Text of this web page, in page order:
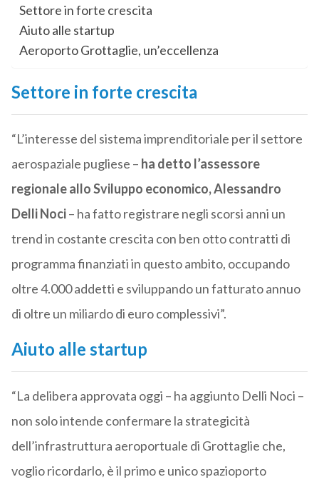
Settore in forte crescita
Aiuto alle startup
Aeroporto Grottaglie, un’eccellenza
Settore in forte crescita
“L’interesse del sistema imprenditoriale per il settore
aerospaziale pugliese – ha detto l’assessore
regionale allo Sviluppo economico, Alessandro
Delli Noci– ha fatto registrare negli scorsi anni un
trend in costante crescita con ben otto contratti di
programma finanziati in questo ambito, occupando
oltre 4.000 addetti e sviluppando un fatturato annuo
di oltre un miliardo di euro complessivi”.
Aiuto alle startup
“La delibera approvata oggi – ha aggiunto Delli Noci –
non solo intende confermare la strategicità
dell’infrastruttura aeroportuale di Grottaglie che,
voglio ricordarlo, è il primo e unico spazioporto